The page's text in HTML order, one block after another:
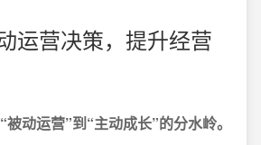
运营决策，提升经营
动运营”到“主动成长”的分水岭。